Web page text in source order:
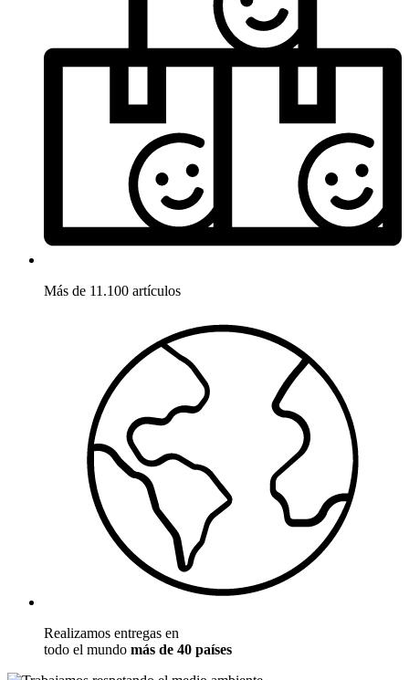
Más de 11.100 artículos
Realizamos entregas en
todo el mundo más de 40 países